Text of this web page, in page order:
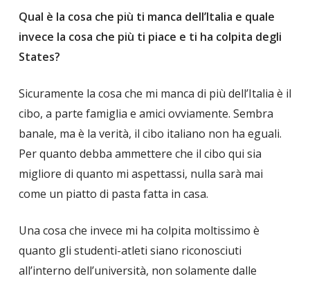
Qual è la cosa che più ti manca dell’Italia e quale
invece la cosa che più ti piace e ti ha colpita degli
States?
Sicuramente la cosa che mi manca di più dell’Italia è il
cibo, a parte famiglia e amici ovviamente. Sembra
banale, ma è la verità, il cibo italiano non ha eguali.
Per quanto debba ammettere che il cibo qui sia
migliore di quanto mi aspettassi, nulla sarà mai
come un piatto di pasta fatta in casa.
Una cosa che invece mi ha colpita moltissimo è
quanto gli studenti-atleti siano riconosciuti
all’interno dell’università, non solamente dalle